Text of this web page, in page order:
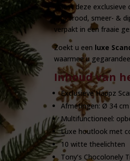
Naast deze exclusieve
stokbrood, smeer- &
verpakt in een fraaie
Zoekt u een luxe
waarmee u
Inhoud van
Exclusieve Happz
Afmetingen: Ø 34
Multifunctioneel:
Luxe houtlook met
10 witte theelichten
Tony’s Chocolonely